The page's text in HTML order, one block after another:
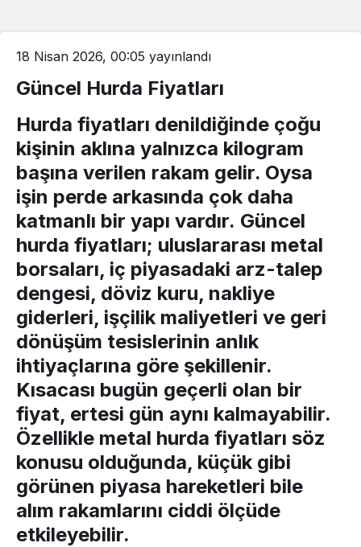
18 Nisan 2026, 00:05 yayınlandı
Güncel Hurda Fiyatları
Hurda fiyatları denildiğinde çoğu
kişinin aklına yalnızca kilogram
başına verilen rakam gelir. Oysa
işin perde arkasında çok daha
katmanlı bir yapı vardır. Güncel
hurda fiyatları; uluslararası metal
borsaları, iç piyasadaki arz-talep
dengesi, döviz kuru, nakliye
giderleri, işçilik maliyetleri ve geri
dönüşüm tesislerinin anlık
ihtiyaçlarına göre şekillenir.
Kısacası bugün geçerli olan bir
fiyat, ertesi gün aynı kalmayabilir.
Özellikle metal hurda fiyatları söz
konusu olduğunda, küçük gibi
görünen piyasa hareketleri bile
alım rakamlarını ciddi ölçüde
etkileyebilir.